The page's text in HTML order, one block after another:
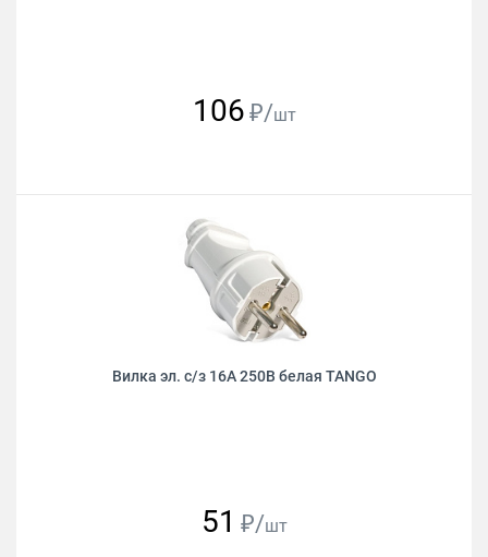
106 ₽/шт
Вилка эл. с/з 16А 250В белая TANGO
51 ₽/шт